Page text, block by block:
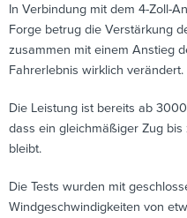
In Verbindung mit dem 4-Zoll-
Forge betrug die Verstärkung
zusammen mit einem Anstieg
Fahrerlebnis wirklich verändert.
Die Leistung ist bereits ab
dass ein gleichmäßiger Zug
bleibt.
Die Tests wurden mit
Windgeschwindigkeiten von